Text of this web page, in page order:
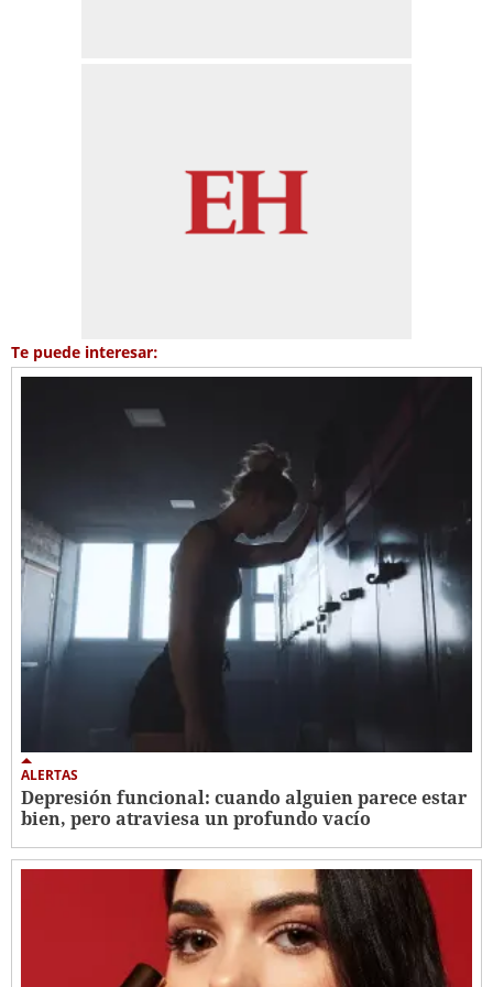
Te puede interesar:
ALERTAS
Depresión funcional: cuando alguien parece estar
bien, pero atraviesa un profundo vacío